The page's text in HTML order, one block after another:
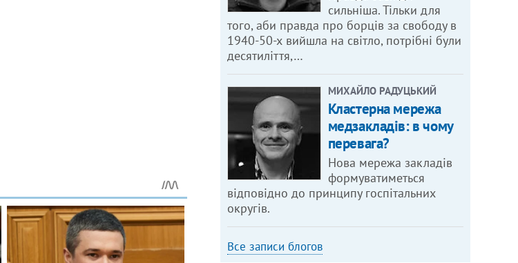
сильніша. Тільки для
того, аби правда про борців за свободу в
1940-50-х вийшла на світло, потрібні були
десятиліття,…
МИХАЙЛО РАДУЦЬКИЙ
Кластерна мережа
медзакладів: в чому
перевага?
Нова мережа закладів
формуватиметься
відповідно до принципу госпітальних
округів.
Все записи блогов